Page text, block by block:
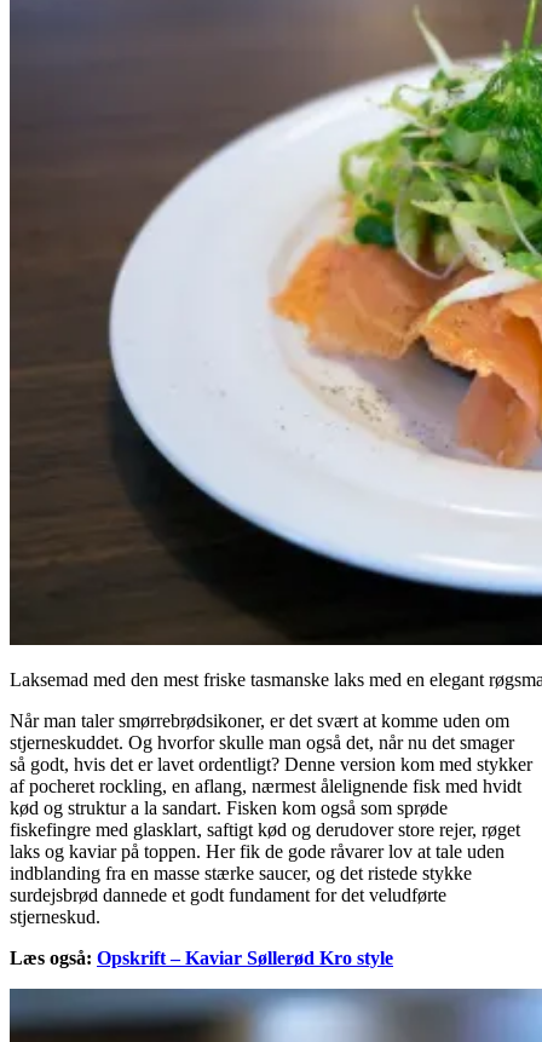
Laksemad med den mest friske tasmanske laks med en elegant
Når man taler smørrebrødsikoner, er det svært at komme uden om
stjerneskuddet. Og hvorfor skulle man også det, når nu det smager
så godt, hvis det er lavet ordentligt? Denne version kom med stykker
af pocheret rockling, en aflang, nærmest ålelignende fisk med hvidt
kød og struktur a la sandart. Fisken kom også som sprøde
fiskefingre med glasklart, saftigt kød og derudover store rejer, røget
laks og kaviar på toppen. Her fik de gode råvarer lov at tale uden
indblanding fra en masse stærke saucer, og det ristede stykke
surdejsbrød dannede et godt fundament for det veludførte
stjerneskud.
Læs også: Opskrift – Kaviar Søllerød Kro style